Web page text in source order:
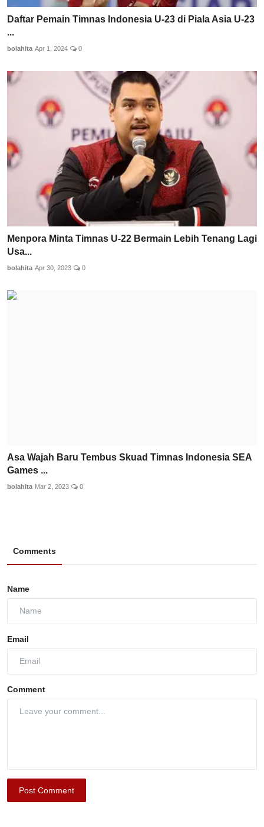
Daftar Pemain Timnas Indonesia U-23 di Piala Asia U-23
...
bolahita Apr 1, 2024 0
Menpora Minta Timnas U-22 Bermain Lebih Tenang Lagi
Usa...
bolahita Apr 30, 2023 0
Asa Wajah Baru Tembus Skuad Timnas Indonesia SEA
Games ...
bolahita Mar 2, 2023 0
Comments
Name
Email
Comment
Post Comment